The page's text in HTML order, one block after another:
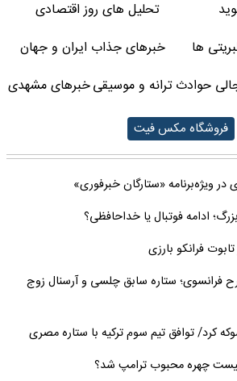
تحلیل های روز اقتصادی
ها
خبرهای جذاب ایران و جهان
حوادثترانه و موسیقیخبرهای مشهدی
فروشگاه مکس فیت
ویژه‌برنامه «ستارگان خبرفوری»
ادامه فوتبال یا خداحافظی؟
فرانکو بارزی
فرانسوی؛ ستاره سابق چلسی و آرسنال زوج
کرد/ توافق تیم سوم ترکیه با ستاره مصری
چهره محبوب ترامپ شد؟